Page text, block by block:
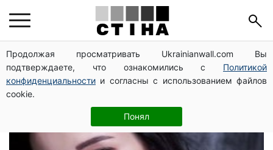
Продолжая просматривать Ukrainianwall.com Вы
подтверждаете, что ознакомились с Политикой
конфиденциальности и согласны с использованием файлов
cookie.
Понял
танцы со звездами